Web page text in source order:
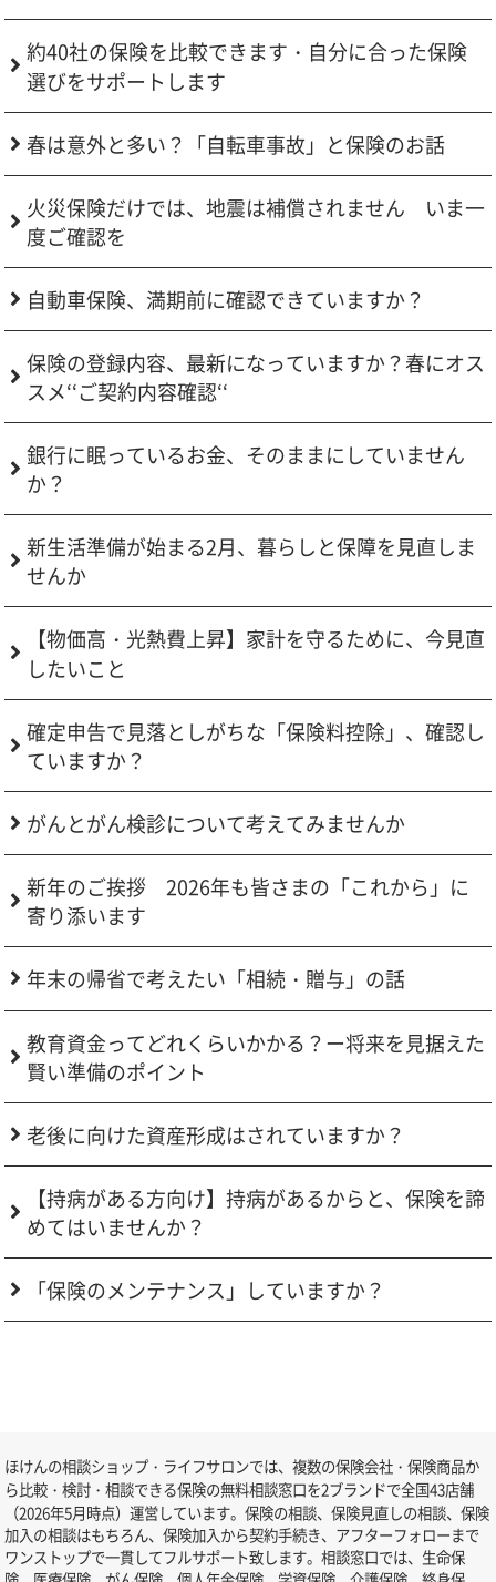
約40社の保険を比較できます・自分に合った保険
選びをサポートします
春は意外と多い？「自転車事故」と保険のお話
火災保険だけでは、地震は補償されません いま一
度ご確認を
自動車保険、満期前に確認できていますか？
保険の登録内容、最新になっていますか？春にオス
スメ‘‘ご契約内容確認‘‘
銀行に眠っているお金、そのままにしていません
か？
新生活準備が始まる2月、暮らしと保障を見直しま
せんか
【物価高・光熱費上昇】家計を守るために、今見直
したいこと
確定申告で見落としがちな「保険料控除」、確認し
ていますか？
がんとがん検診について考えてみませんか
新年のご挨拶 2026年も皆さまの「これから」に
寄り添います
年末の帰省で考えたい「相続・贈与」の話
教育資金ってどれくらいかかる？ー将来を見据えた
賢い準備のポイント
老後に向けた資産形成はされていますか？
【持病がある方向け】持病があるからと、保険を諦
めてはいませんか？
「保険のメンテナンス」していますか？
ほけんの相談ショップ・ライフサロンでは、複数の保険会社・保険商品か
ら比較・検討・相談できる保険の無料相談窓口を2ブランドで全国43店舗
（2026年5月時点）運営しています。保険の相談、保険見直しの相談、保険
加入の相談はもちろん、保険加入から契約手続き、アフターフォローまで
ワンストップで一貫してフルサポート致します。相談窓口では、生命保